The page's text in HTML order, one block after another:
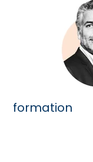
formation